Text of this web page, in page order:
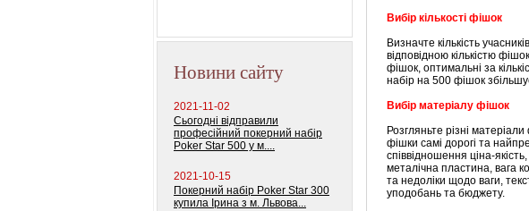
Новини сайту
2021-11-02
Сьогодні відправили
професійний покерний набір
Poker Star 500 у м....
2021-10-15
Покерний набір Poker Star 300
купила Ірина з м. Львова...
Вибір кількості фішок
Визначте кількість
відповідною кількістю
фішок, оптимальні за
набір на 500 фішок
Вибір матеріалу фішок
Розгляньте різні
фішки самі дорогі та
співвідношення ціна-
металічна пластина, вага
та недоліки щодо ваги,
уподобань та бюджету.